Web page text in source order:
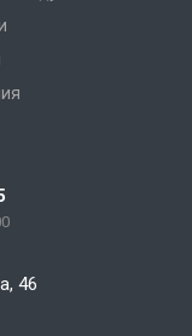
46